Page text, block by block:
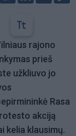
rajono
prieš
užkliuvo jo
Rasa
akciją
kelia klausimų.